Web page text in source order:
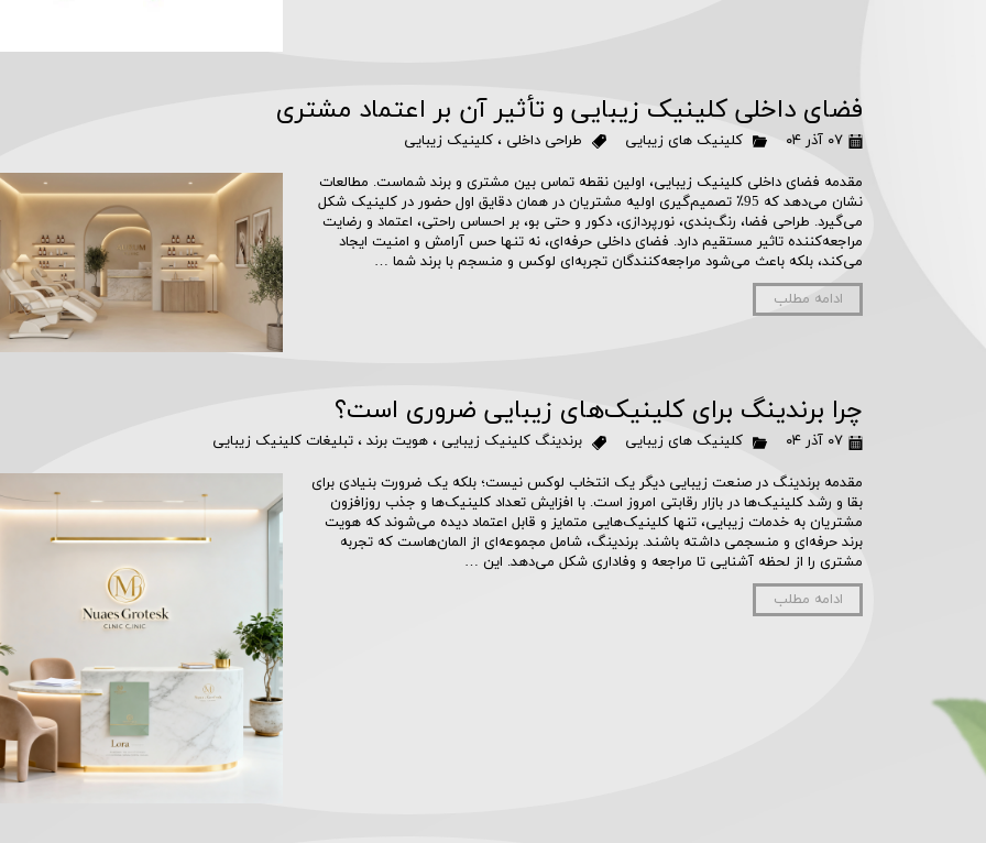
فضای داخلی کلینیک زیبایی و تأثیر آن بر اعتماد مشتری
۰۷ آذر ۰۴ کلینیک های زیبایی طراحی داخلی ، کلینیک زیبایی
مقدمه فضای داخلی کلینیک زیبایی، اولین نقطه تماس بین مشتری و برند شماست. مطالعات
نشان می‌دهد که 95٪ تصمیم‌گیری اولیه مشتریان در همان دقایق اول حضور در کلینیک شکل
می‌گیرد. طراحی فضا، رنگ‌بندی، نورپردازی، دکور و حتی بو، بر احساس راحتی، اعتماد و رضایت
مراجعه‌کننده تاثیر مستقیم دارد. فضای داخلی حرفه‌ای، نه تنها حس آرامش و امنیت ایجاد
می‌کند، بلکه باعث می‌شود مراجعه‌کنندگان تجربه‌ای لوکس و منسجم با برند شما …
ادامه مطلب
چرا برندینگ برای کلینیک‌های زیبایی ضروری است؟
۰۷ آذر ۰۴ کلینیک های زیبایی برندینگ کلینیک زیبایی ، هویت برند ، تبلیغات کلینیک زیبایی
مقدمه برندینگ در صنعت زیبایی دیگر یک انتخاب لوکس نیست؛ بلکه یک ضرورت بنیادی برای
بقا و رشد کلینیک‌ها در بازار رقابتی امروز است. با افزایش تعداد کلینیک‌ها و جذب روزافزون
مشتریان به خدمات زیبایی، تنها کلینیک‌هایی متمایز و قابل اعتماد دیده می‌شوند که هویت
برند حرفه‌ای و منسجمی داشته باشند. برندینگ، شامل مجموعه‌ای از المان‌هاست که تجربه
مشتری را از لحظه آشنایی تا مراجعه و وفاداری شکل می‌دهد. این …
ادامه مطلب